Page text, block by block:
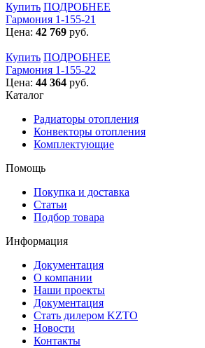
Купить ПОДРОБНЕЕ
Гармония 1-155-21
Цена: 42 769 руб.
Купить ПОДРОБНЕЕ
Гармония 1-155-22
Цена: 44 364 руб.
Каталог
Радиаторы отопления
Конвекторы отопления
Комплектующие
Помощь
Покупка и доставка
Статьи
Подбор товара
Информация
Документация
О компании
Наши проекты
Документация
Стать дилером KZTO
Новости
Контакты